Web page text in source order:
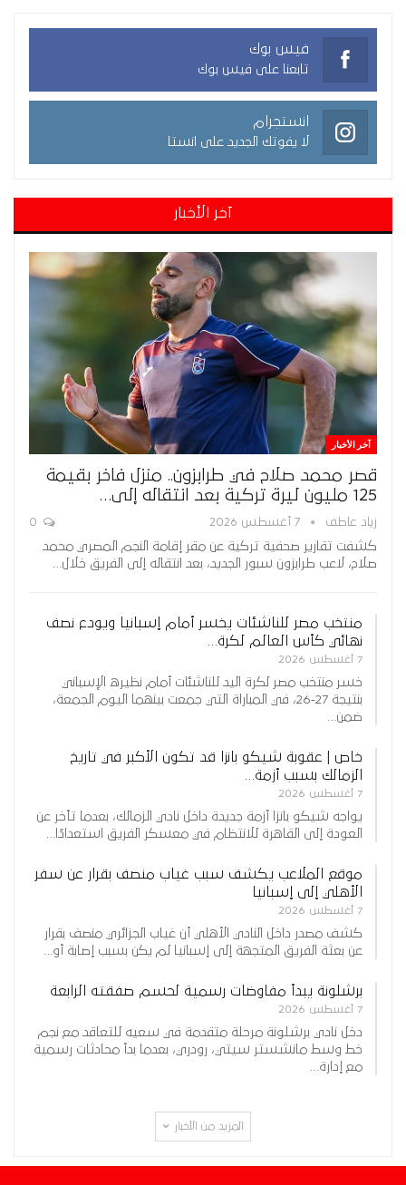
فيس بوك
تابعنا على فيس بوك
انستجرام
لا يفوتك الجديد على انستا
آخر الأخبار
آخر الأخبار
قصر محمد صلاح في طرابزون.. منزل فاخر بقيمة
125 مليون ليرة تركية بعد انتقاله إلى…
زياد عاطف 7 أغسطس 2026
كشفت تقارير صحفية تركية عن مقر إقامة النجم المصري محمد
صلاح، لاعب طرابزون سبور الجديد، بعد انتقاله إلى الفريق خلال…
منتخب مصر للناشئات يخسر أمام إسبانيا ويودع نصف
نهائي كأس العالم لكرة…
7 أغسطس 2026
خسر منتخب مصر لكرة اليد للناشئات أمام نظيره الإسباني
بنتيجة 27-26، في المباراة التي جمعت بينهما اليوم الجمعة،
ضمن…
خاص | عقوبة شيكو بانزا قد تكون الأكبر في تاريخ
الزمالك بسبب أزمة…
7 أغسطس 2026
يواجه شيكو بانزا أزمة جديدة داخل نادي الزمالك، بعدما تأخر عن
العودة إلى القاهرة للانتظام في معسكر الفريق استعدادًا…
موقع الملاعب يكشف سبب غياب منصف بقرار عن سفر
الأهلي إلى إسبانيا
7 أغسطس 2026
كشف مصدر داخل النادي الأهلي أن غياب الجزائري منصف بقرار
عن بعثة الفريق المتجهة إلى إسبانيا لم يكن بسبب إصابة أو…
برشلونة يبدأ مفاوضات رسمية لحسم صفقته الرابعة
7 أغسطس 2026
دخل نادي برشلونة مرحلة متقدمة في سعيه للتعاقد مع نجم
خط وسط مانشستر سيتي، رودري، بعدما بدأ محادثات رسمية
مع إدارة…
المزيد من الأخبار